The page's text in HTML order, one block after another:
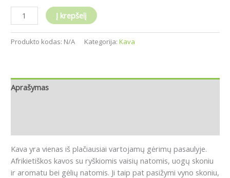
Į krepšelį
Produkto kodas: N/A Kategorija: Kava
Aprašymas
Kava yra vienas iš plačiausiai vartojamų gėrimų pasaulyje.
Afrikietiškos kavos su ryškiomis vaisių natomis, uogų skoniu
ir aromatu bei gėlių natomis. Ji taip pat pasižymi vyno skoniu,